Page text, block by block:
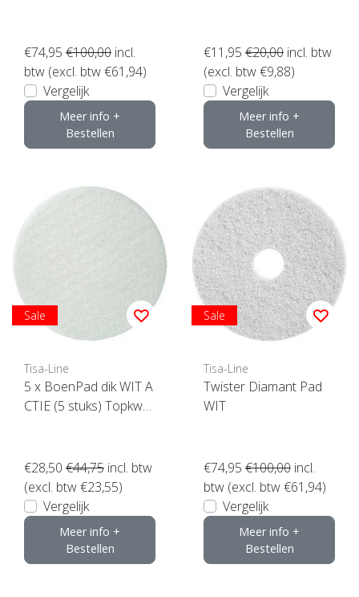
€74,95 €100,00 incl.
btw (excl. btw €61,94)
Vergelijk
Meer info +
Bestellen
€11,95 €20,00 incl. btw
(excl. btw €9,88)
Vergelijk
Meer info +
Bestellen
Sale
Tisa-Line
5 x BoenPad dik WIT A
CTIE (5 stuks) Topkwali
€28,50 €44,75 incl. btw
(excl. btw €23,55)
Vergelijk
Meer info +
Bestellen
Sale
Tisa-Line
Twister Diamant Pad
WIT
€74,95 €100,00 incl.
btw (excl. btw €61,94)
Vergelijk
Meer info +
Bestellen